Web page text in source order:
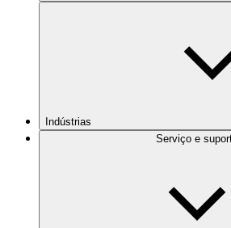
Indústrias
Serviço e